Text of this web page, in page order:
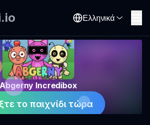
.io Ελληνικά
Abgerny Incredibox
το παιχνίδι τώρα